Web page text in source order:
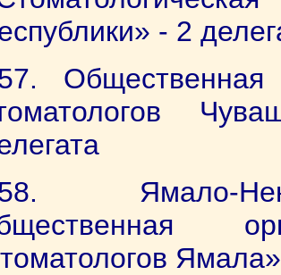
- 2
Общественная
Ямало-